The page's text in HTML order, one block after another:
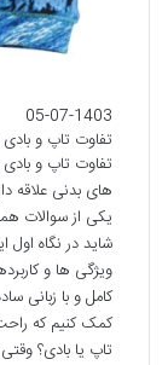
05-07-1403
تفاوت تاپ و
تفاوت تاپ و
های بدنی علاقه
یکی از سوالات
شاید در نگاه اول
ویژگی ها و
کامل و با زبانی
کمک کنیم که
تاپ یا بادی؟